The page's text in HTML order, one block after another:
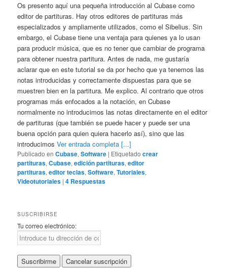
Os presento aquí una pequeña introducción al Cubase como
editor de partituras. Hay otros editores de partituras más
especializados y ampliamente utilizados, como el Sibelius. Sin
embargo, el Cubase tiene una ventaja para quienes ya lo usan
para producir música, que es no tener que cambiar de programa
para obtener nuestra partitura. Antes de nada, me gustaría
aclarar que en este tutorial se da por hecho que ya tenemos las
notas introducidas y correctamente dispuestas para que se
muestren bien en la partitura. Me explico. Al contrario que otros
programas más enfocados a la notación, en Cubase
normalmente no introducimos las notas directamente en el editor
de partituras (que también se puede hacer y puede ser una
buena opción para quien quiera hacerlo así), sino que las
introducimosVer entrada completa [...]
Publicado en Cubase,Software | Etiquetado crear
partituras,Cubase,edición partituras,editor
partituras,editor teclas,Software,Tutoriales,
Videotutoriales |4 Respuestas
SUSCRIBIRSE
Tu correo electrónico: